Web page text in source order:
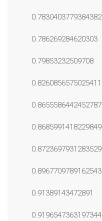
0.7830403779384382
0.786269284620303
0.79853232509708
0.8260856575025411
0.8655586442452787
0.8685991418229849
0.8723697931283529
0.8967709789162543
0.91389143472891
0.9196547363197344